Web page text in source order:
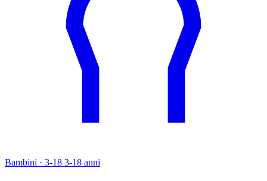
Bambini · 3-18 3-18 anni